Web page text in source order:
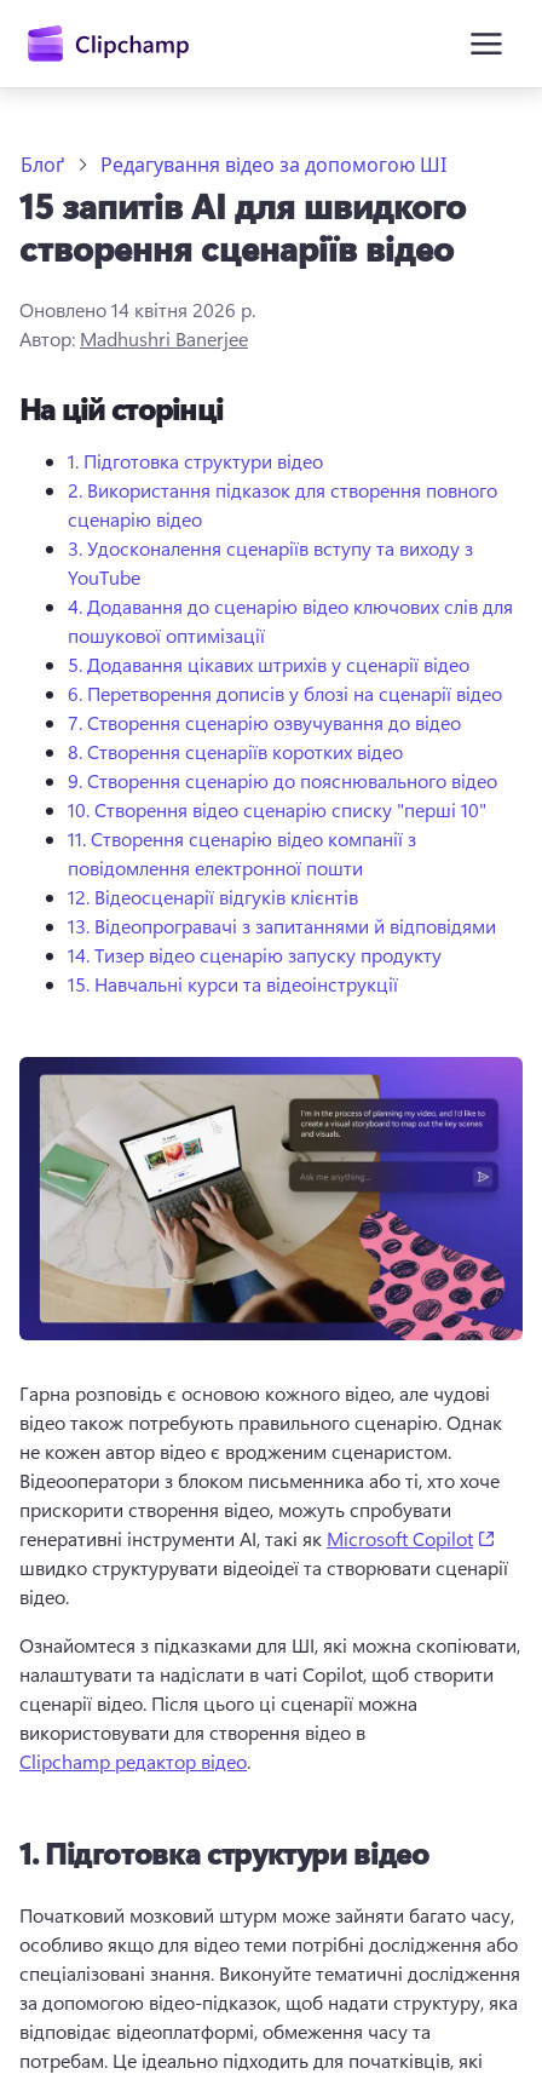
вмісту
Спробувати безкоштовно
Блоґ Редагування відео за допомогою ШІ
15 запитів AI для швидкого
створення сценаріїв відео
Оновлено14 квітня 2026 р.
Автор: Madhushri Banerjee
На цій сторінці
1. Підготовка структури відео
2. Використання підказок для створення повного
сценарію відео
3.Удосконалення сценаріїв вступу та виходу з
YouTube
4.Додавання до сценарію відео ключових слів для
пошукової оптимізації
5.Додавання цікавих штрихів у сценарії відео
6. Перетворення дописів у блозі на сценарії відео
7.Створення сценарію озвучування до відео
8.Створення сценаріїв коротких відео
9.Створення сценарію до пояснювального відео
10.Створення відео сценарію списку "перші 10"
11.Створення сценарію відео компанії з
повідомлення електронної пошти
12. Відеосценарії відгуків клієнтів
13. Відеопрогравачі з запитаннями й відповідями
14.Тизер відео сценарію запуску продукту
15. Навчальні курси та відеоінструкції
Гарна розповідь є основою кожного відео, але чудові
відео також потребують правильного сценарію. Однак
Відеооператори з блоком письменника або ті, хто хоче
прискорити створення відео, можуть спробувати
генеративні інструменти AI, такі як Microsoft Copilot
швидко структурувати відеоідеї та створювати сценарії
відео.
Ознайомтеся з підказками для ШІ, які можна скопіювати,
налаштувати та надіслати в чаті Copilot, щоб створити
сценарії відео. Після цього ці сценарії можна
використовувати для створення відео в
Clipchamp редактор відео.
1.Підготовка структури відео
Початковий мозковий штурм може зайняти багато часу,
особливо якщо для відео теми потрібні дослідження або
спеціалізовані знання. Виконуйте тематичні дослідження
за допомогою відео-підказок, щоб надати структуру, яка
відповідає відеоплатформі, обмеження часу та
потребам. Це ідеально підходить для початківців, які